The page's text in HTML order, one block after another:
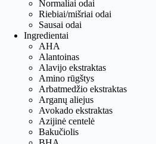
Normaliai odai
Riebiai/mišriai odai
Sausai odai
Ingredientai
AHA
Alantoinas
Alavijo ekstraktas
Amino rūgštys
Arbatmedžio ekstraktas
Arganų aliejus
Avokado ekstraktas
Azijinė centelė
Bakučiolis